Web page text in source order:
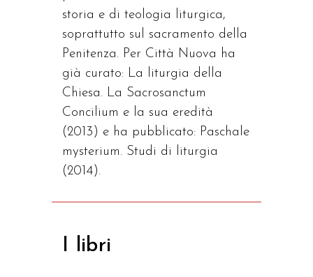
storia e di teologia liturgica,
soprattutto sul sacramento della
Penitenza. Per Città Nuova ha
già curato: La liturgia della
Chiesa. La Sacrosanctum
Concilium e la sua eredità
(2013) e ha pubblicato: Paschale
mysterium. Studi di liturgia
(2014).
I libri